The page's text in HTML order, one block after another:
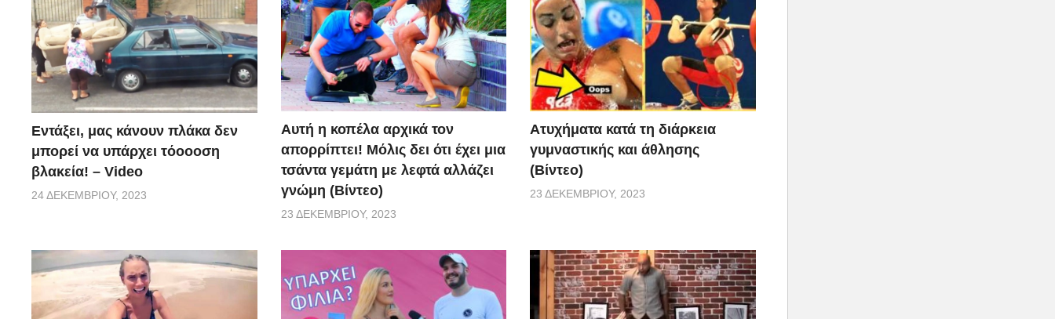
Εντάξει, μας κάνουν πλάκα δεν
μπορεί να υπάρχει τόοοοση
βλακεία! – Video
24 ΔΕΚΕΜΒΡΊΟΥ, 2023
Αυτή η κοπέλα αρχικά τον
απορρίπτει! Μόλις δει ότι έχει μια
τσάντα γεμάτη με λεφτά αλλάζει
γνώμη (Βίντεο)
23 ΔΕΚΕΜΒΡΊΟΥ, 2023
Aτυχήματα κατά τη διάρκεια
γυμναστικής και άθλησης
(Βίντεο)
23 ΔΕΚΕΜΒΡΊΟΥ, 2023